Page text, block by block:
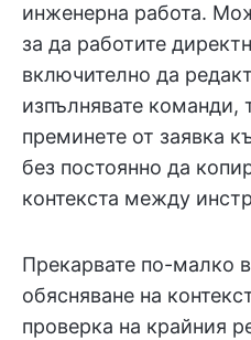
инженерна работа.
за да работите
включително да
изпълнявате команди,
преминете от заявка
без постоянно да
контекста между
Прекарвате по-малко
обясняване на
проверка на крайния